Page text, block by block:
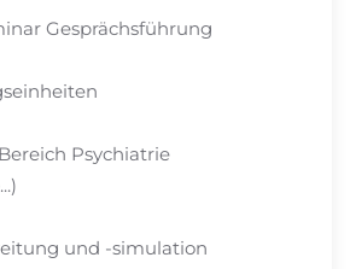
Gesprächsführung
Psychiatrie
und -simulation